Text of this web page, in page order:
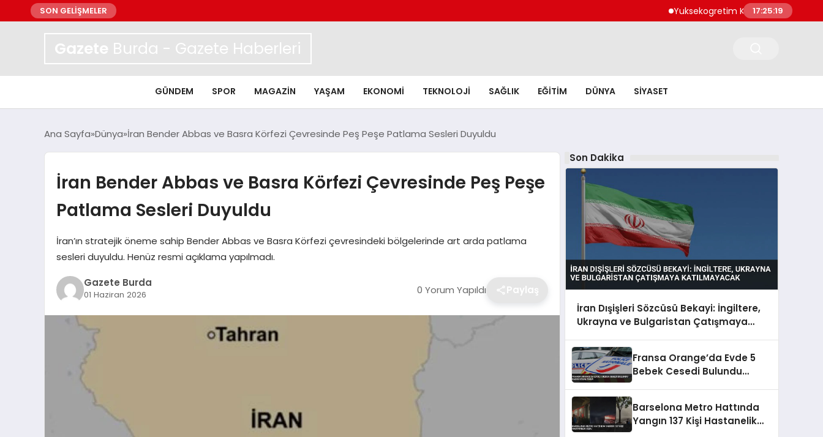
SON GELİŞMELER Yuksekogretim Kurulundan Dijital
17:25:20
Gazete Burda - Gazete Haberleri
GÜNDEM SPOR MAGAZIN YAŞAM EKONOMI TEKNOLOJI SAĞLIK EĞITIM DÜNYA SIYASET
Ana Sayfa Dünya İran Bender Abbas ve Basra Körfezi Çevresinde Peş Peşe Patlama Sesleri Duyuldu
İran Bender Abbas ve Basra Körfezi Çevresinde Peş Peşe
Patlama Sesleri Duyuldu
İran’ın stratejik öneme sahip Bender Abbas ve Basra Körfezi çevresindeki bölgelerinde art arda patlama
sesleri duyuldu. Henüz resmi açıklama yapılmadı.
Gazete Burda
01 Haziran 2026 0 Yorum Yapıldı Paylaş
Son Dakika
İran Dışişleri Sözcüsü Bekayi: İngiltere,
Ukrayna ve Bulgaristan Çatışmaya
Fransa Orange’da Evde 5
Bebek Cesedi Bulundu
Barselona Metro Hattında
Yangın 137 Kişi Hastanelik